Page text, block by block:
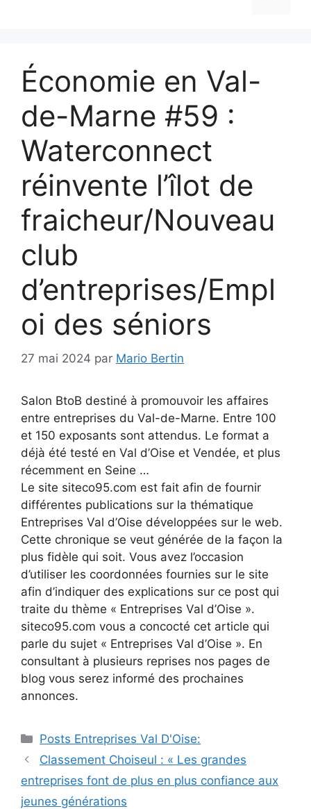
Économie en Val-
de-Marne #59 :
Waterconnect
réinvente l’îlot de
fraicheur/Nouveau
club
d’entreprises/Empl
oi des séniors
27 mai 2024 par Mario Bertin
Salon BtoB destiné à promouvoir les affaires
entre entreprises du Val-de-Marne. Entre 100
et 150 exposants sont attendus. Le format a
déjà été testé en Val d’Oise et Vendée, et plus
récemment en Seine …
Le site siteco95.com est fait afin de fournir
différentes publications sur la thématique
Entreprises Val d’Oise développées sur le web.
Cette chronique se veut générée de la façon la
plus fidèle qui soit. Vous avez l’occasion
d’utiliser les coordonnées fournies sur le site
afin d’indiquer des explications sur ce post qui
traite du thème « Entreprises Val d’Oise ».
siteco95.com vous a concocté cet article qui
parle du sujet « Entreprises Val d’Oise ». En
consultant à plusieurs reprises nos pages de
blog vous serez informé des prochaines
annonces.
Catégories
Posts Entreprises Val D'Oise:
Navigation
des
articles
Classement Choiseul : « Les grandes
entreprises font de plus en plus confiance aux
jeunes générations